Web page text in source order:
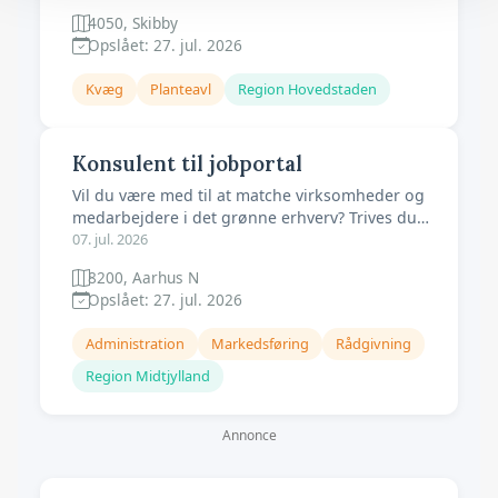
af malkerobotter, herunder management,
indberette registreringer til det offentlige
system, reproduktionsopfølgning i sama
4050, Skibby
Opslået: 27. jul. 2026
Kvæg Planteavl Region Hovedstaden
Konsulent til jobportal
Vil du være med til at matche virksomheder og
medarbejdere i det grønne erhverv? Trives du
med kundekontakt, kommunikation og digitale
Du vil være en vigtig del af LandboUngdoms
HR-afdeling. Din primære opgave er at
supportere og rådgive vores kunder i r
07. jul. 2026
8200, Aarhus N
Opslået: 27. jul. 2026
Administration Markedsføring
Rådgivning
Region Midtjylland
Annonce